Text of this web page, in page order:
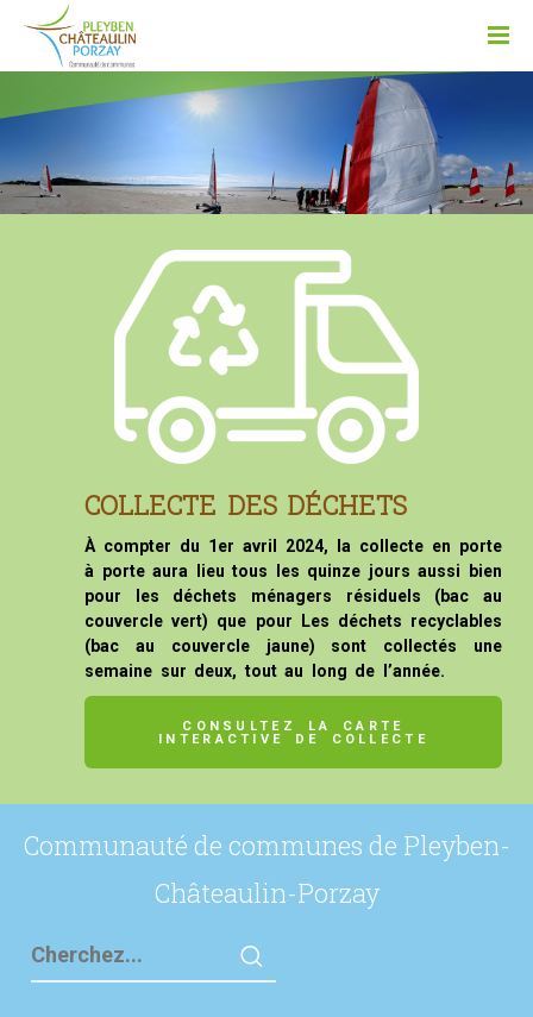
COLLECTE DES DÉCHETS
À compter du 1er avril 2024, la collecte en porte
à porte aura lieu tous les quinze jours aussi bien
pour les déchets ménagers résiduels (bac au
couvercle vert) que pour Les déchets recyclables
(bac au couvercle jaune) sont collectés une
semaine sur deux, tout au long de l’année.
CONSULTEZ LA CARTE
INTERACTIVE DE COLLECTE
Communauté de communes de Pleyben-
Châteaulin-Porzay